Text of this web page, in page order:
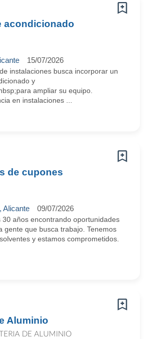
acondicionado
15/07/2026
instalaciones busca incorporar un
y
ampliar su equipo.
en instalaciones ...
de cupones
, Alicante 09/07/2026
30 años encontrando oportunidades
gente que busca trabajo. Tenemos
y estamos comprometidos.
Aluminio
DE ALUMINIO